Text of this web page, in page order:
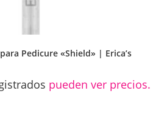
Pedicure «Shield» | Erica’s
pueden ver precios.